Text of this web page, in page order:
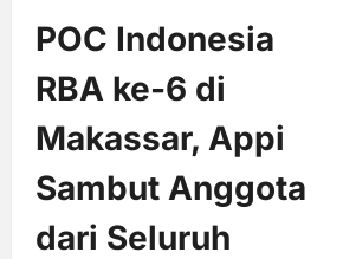
POC Indonesia
RBA ke-6 di
Makassar, Appi
Sambut Anggota
dari Seluruh